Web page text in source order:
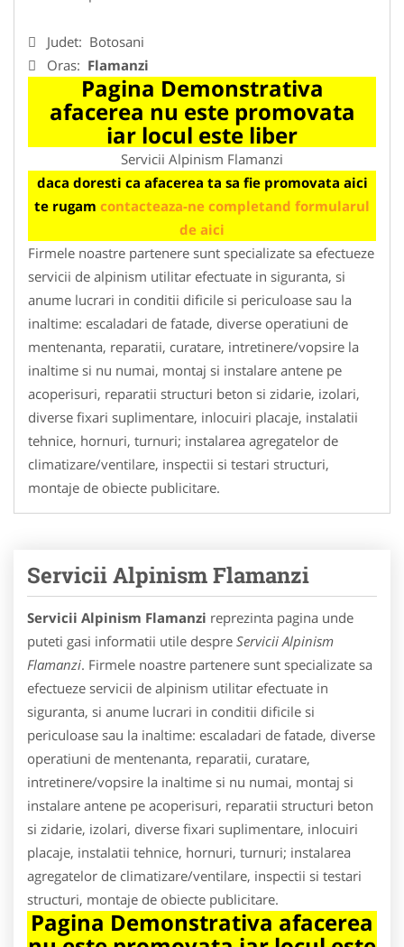
Judet: Botosani
Oras: Flamanzi
Pagina Demonstrativa
afacerea nu este promovata
iar locul este liber
Servicii Alpinism Flamanzi
daca doresti ca afacerea ta sa fie promovata aici
te rugam contacteaza-ne completand formularul
de aici
Firmele noastre partenere sunt specializate sa efectueze
servicii de alpinism utilitar efectuate in siguranta, si
anume lucrari in conditii dificile si periculoase sau la
inaltime: escaladari de fatade, diverse operatiuni de
mentenanta, reparatii, curatare, intretinere/vopsire la
inaltime si nu numai, montaj si instalare antene pe
acoperisuri, reparatii structuri beton si zidarie, izolari,
diverse fixari suplimentare, inlocuiri placaje, instalatii
tehnice, hornuri, turnuri; instalarea agregatelor de
climatizare/ventilare, inspectii si testari structuri,
montaje de obiecte publicitare.
Servicii Alpinism Flamanzi
Servicii Alpinism Flamanzi reprezinta pagina unde
puteti gasi informatii utile despre Servicii Alpinism
Flamanzi. Firmele noastre partenere sunt specializate sa
efectueze servicii de alpinism utilitar efectuate in
siguranta, si anume lucrari in conditii dificile si
periculoase sau la inaltime: escaladari de fatade, diverse
operatiuni de mentenanta, reparatii, curatare,
intretinere/vopsire la inaltime si nu numai, montaj si
instalare antene pe acoperisuri, reparatii structuri beton
si zidarie, izolari, diverse fixari suplimentare, inlocuiri
placaje, instalatii tehnice, hornuri, turnuri; instalarea
agregatelor de climatizare/ventilare, inspectii si testari
structuri, montaje de obiecte publicitare.
Pagina Demonstrativa afacerea